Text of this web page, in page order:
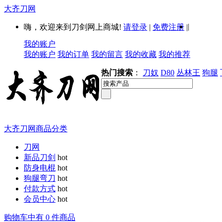
大齐刀网
嗨，欢迎来到刀剑网上商城! 请登录 | 免费注册 ||
我的账户
我的账户 我的订单 我的留言 我的收藏 我的推荐
热门搜索 ： 刀奴 D80 丛林王 狗腿
大齐刀网商品分类
刀网
新品刀剑 hot
防身电棍 hot
狗腿弯刀 hot
付款方式 hot
会员中心 hot
购物车中有 0 件商品